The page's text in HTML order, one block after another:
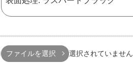
ファイルを選択 選択されていません